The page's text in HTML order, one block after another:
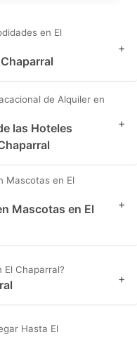
en El
+
de Alquiler en
las Hoteles
+
Mascotas en El
Mascotas en El
+
El Chaparral?
+
Hasta El